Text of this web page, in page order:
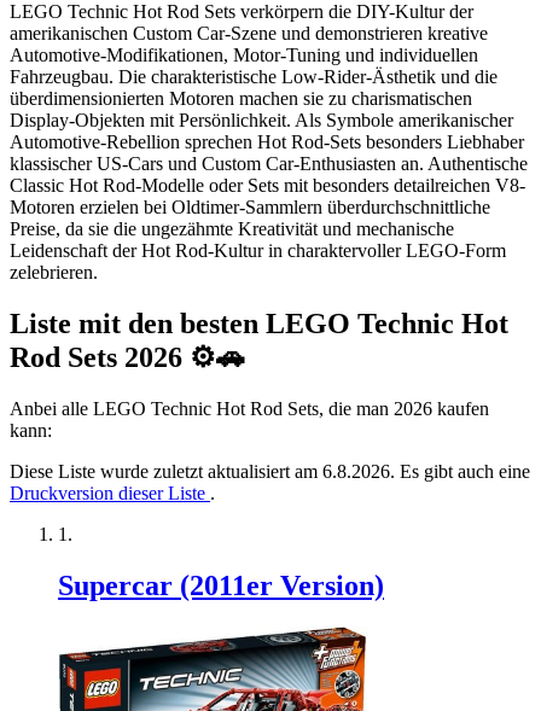
LEGO Technic Hot Rod Sets verkörpern die DIY-Kultur der
amerikanischen Custom Car-Szene und demonstrieren kreative
Automotive-Modifikationen, Motor-Tuning und individuellen
Fahrzeugbau. Die charakteristische Low-Rider-Ästhetik und die
überdimensionierten Motoren machen sie zu charismatischen
Display-Objekten mit Persönlichkeit. Als Symbole amerikanischer
Automotive-Rebellion sprechen Hot Rod-Sets besonders Liebhaber
klassischer US-Cars und Custom Car-Enthusiasten an. Authentische
Classic Hot Rod-Modelle oder Sets mit besonders detailreichen V8-
Motoren erzielen bei Oldtimer-Sammlern überdurchschnittliche
Preise, da sie die ungezähmte Kreativität und mechanische
Leidenschaft der Hot Rod-Kultur in charaktervoller LEGO-Form
zelebrieren.
Liste mit den besten LEGO Technic Hot
Rod Sets 2026 ⚙️🚗
Anbei alle LEGO Technic Hot Rod Sets, die man 2026 kaufen
kann:
Diese Liste wurde zuletzt aktualisiert am 6.8.2026. Es gibt auch eine
Druckversion dieser Liste .
Supercar (2011er Version)